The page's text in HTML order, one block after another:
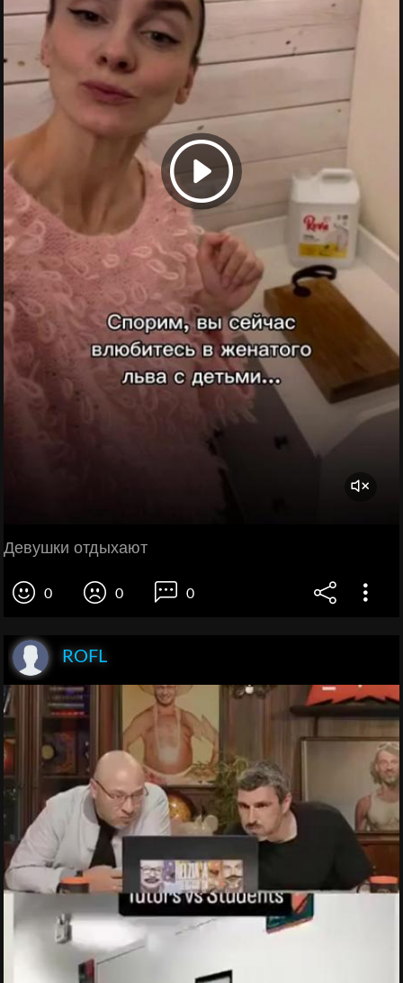
Девушки отдыхают
0 0 0
ROFL